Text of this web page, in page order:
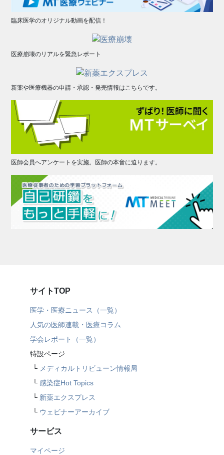
臨床医学のオリジナル動画を配信！
医療崩壊のリアルを緊急レポート
新薬や医療機器の申請・承認・発売情報はこちらです。
医師会員へアンケートを実施。医師の本音に迫ります。
サイトTOP
医学・医療ニュース（一覧）
人気の医師連載・医療コラム
学会レポート（一覧）
特設ページ
└ メディカルトリビューン情報局
└ 感染症Hot Topics
└ 新薬エクスプレス
└ ウェビナーアーカイブ
サービス
マイページ